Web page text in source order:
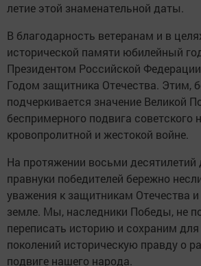
летие этой знаменательной даты.
В благодарность ветеранам и в
исторической памяти юбилейный
Президентом Российской
Годом защитника Отечества. Этим,
подчеркивается значение Великой
беспримерного подвига советского
кровопролитной и жестокой войне.
На протяжении восьми десятилетий
правнуки победителей бережно
уважения к защитникам Отечества
земле. Мы, наследники Победы, не
переписать историю и сохраним
поколений историческую правду о
подвиге нашего народа.